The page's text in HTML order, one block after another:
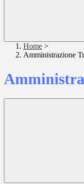
Home >
Amministrazione